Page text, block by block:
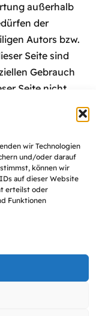
wir Technologien
und/oder darauf
können wir
auf dieser Website
erteilst oder
Funktionen
außerhalb
der
Autors bzw.
Seite sind
Gebrauch
Seite nicht
die
werden, bitten
Bei
werden wir